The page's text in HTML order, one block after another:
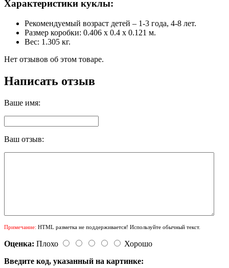
Характеристики куклы:
Рекомендуемый возраст детей – 1-3 года, 4-8 лет.
Размер коробки: 0.406 х 0.4 х 0.121 м.
Вес: 1.305 кг.
Нет отзывов об этом товаре.
Написать отзыв
Ваше имя:
Ваш отзыв:
Примечание: HTML разметка не поддерживается! Используйте обычный текст.
Оценка: Плохо
Хорошо
Введите код, указанный на картинке: